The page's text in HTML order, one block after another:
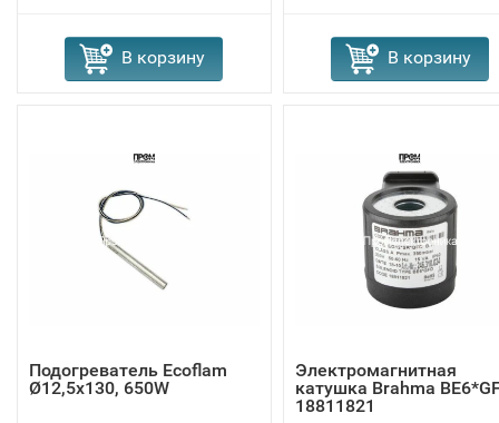
В корзину В корзину
Подогреватель Ecoflam
Ø12,5x130, 650W
Электромагнитная
катушка Brahma
18811821